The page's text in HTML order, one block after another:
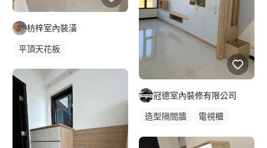
枋梓室內裝潢
平頂天花板
冠德室內裝修有限公司
造型隔間牆
電視櫃